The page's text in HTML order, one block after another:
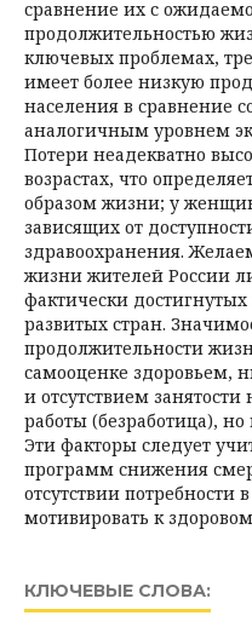
сравнение их с
продолжительностью
ключевых проблемах,
имеет более низкую
населения в сравнение
аналогичным уровнем
Потери неадекватно
возрастах, что
образом жизни; у
зависящих от
здравоохранения.
жизни жителей России
фактически
развитых стран.
продолжительности
самооценке здоровьем,
и отсутствием занятости
работы (безработица),
Эти факторы следует
программ снижения
отсутствии потребности
мотивировать к
КЛЮЧЕВЫЕ СЛОВА: